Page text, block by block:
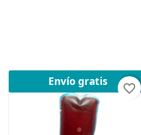
Envío gratis
favorite_border